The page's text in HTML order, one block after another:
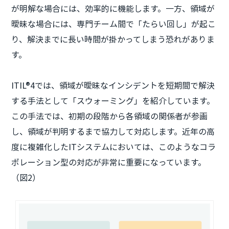
が明解な場合には、効率的に機能します。一方、領域が
曖昧な場合には、専門チーム間で「たらい回し」が起こ
り、解決までに長い時間が掛かってしまう恐れがありま
す。
ITIL®4では、領域が曖昧なインシデントを短期間で解決
する手法として「スウォーミング」を紹介しています。
この手法では、初期の段階から各領域の関係者が参画
し、領域が判明するまで協力して対応します。近年の高
度に複雑化したITシステムにおいては、このようなコラ
ボレーション型の対応が非常に重要になっています。
（図2）